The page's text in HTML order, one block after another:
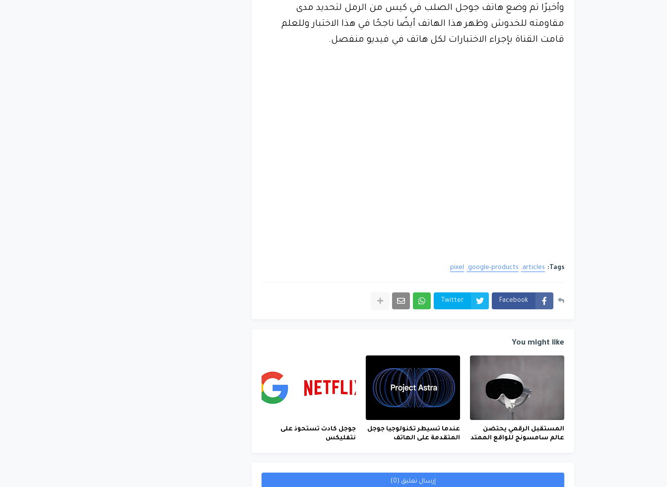
وأخيرًا تم وضع هاتف جوجل الصلب في كيس من الرمل لتحديد مدى
مقاومته للخدوش وظهر هذا الهاتف أيضًا ناجحًا في هذا الاختبار وللعلم
قامت القناة بإجراء الاختبارات لكل هاتف في فيديو منفصل.
Tags:
articles
google-products
pixel
Facebook
Twitter
You might like
المستقبل الرقمي يحتضن
عالم سامسونج للواقع الممتد
عندما تسيطر تكنولوجيا جوجل
المتقدمة على الهاتف
جوجل كادت تستحوذ على
نتفليكس
إرسال تعليق (0)